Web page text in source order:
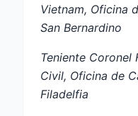
Vietnam, Oficina
San Bernardino
Teniente Coronel
Civil, Oficina de
Filadelfia